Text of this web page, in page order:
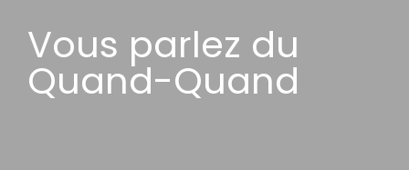
Vous parlez du
Quand-Quand